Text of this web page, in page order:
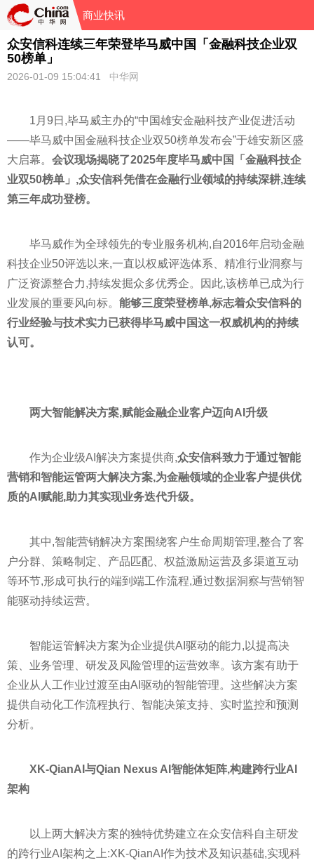
商业快讯
众安信科连续三年荣登毕马威中国「金融科技企业双
50榜单」
2026-01-09 15:04:41 中华网
1月9日,毕马威主办的“中国雄安金融科技产业促进活动
——毕马威中国金融科技企业双50榜单发布会”于雄安新区盛
大启幕。 会议现场揭晓了2025年度毕马威中国 「 金融科技企
业双50榜单 」,众安信科凭借在金融行业领域的持续深耕,连续
第三年成功登榜。
毕马威作为全球领先的专业服务机构,自2016年启动金融
科技企业50评选以来,一直以权威评选体系、精准行业洞察与
广泛资源整合力,持续发掘众多优秀企。因此,该榜单已成为行
业发展的重要风向标。 能够三度荣登榜单,标志着众安信科的
行业经验与技术实力已获得毕马威中国这一权威机构的持续
认可。
两大智能解决方案,赋能金融企业客户迈向AI升级
作为企业级AI解决方案提供商,众安信科致力于通过智能
营销和智能运管两大解决方案,为金融领域的企业客户提供优
质的AI赋能,助力其实现业务迭代升级。
其中,智能营销解决方案围绕客户生命周期管理,整合了客
户分群、策略制定、产品匹配、权益激励运营及多渠道互动
等环节,形成可执行的端到端工作流程,通过数据洞察与营销智
能驱动持续运营。
智能运管解决方案为企业提供AI驱动的能力,以提高决
策、业务管理、研发及风险管理的运营效率。该方案有助于
企业从人工作业过渡至由AI驱动的智能管理。这些解决方案
提供自动化工作流程执行、智能决策支持、实时监控和预测
分析。
XK-QianAI与Qian Nexus AI智能体矩阵,构建跨行业AI
架构
以上两大解决方案的独特优势建立在众安信科自主研发
的跨行业AI架构之上:XK-QianAI作为技术及知识基础,实现科